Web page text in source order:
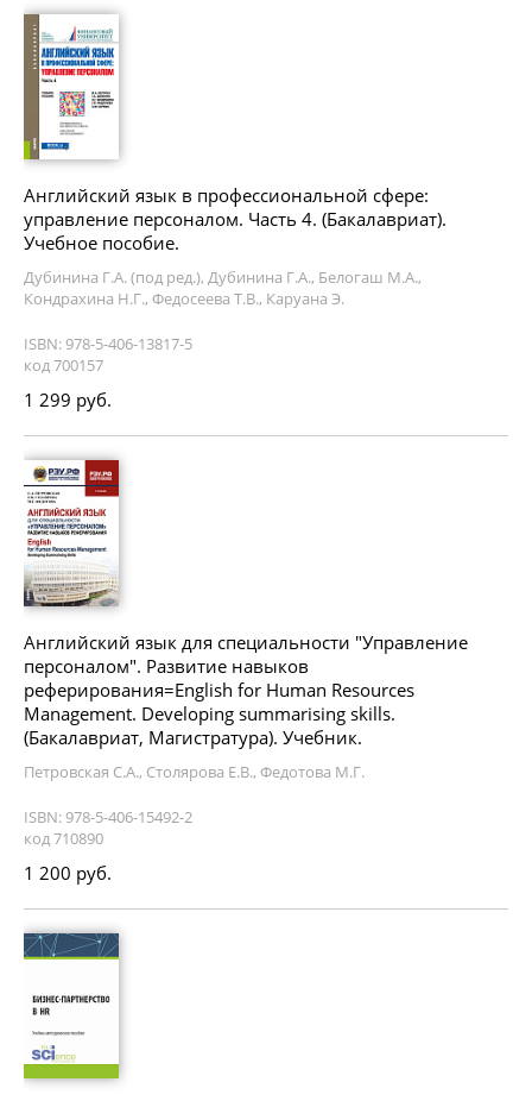
Английский язык в профессиональной сфере:
управление персоналом. Часть 4. (Бакалавриат).
Учебное пособие.
Дубинина Г.А. (под ред.), Дубинина Г.А., Белогаш М.А.,
Кондрахина Н.Г., Федосеева Т.В., Каруана Э.
ISBN: 978-5-406-13817-5
код 700157
1 299 руб.
Английский язык для специальности "Управление
персоналом". Развитие навыков
реферирования=English for Human Resources
Management. Developing summarising skills.
(Бакалавриат, Магистратура). Учебник.
Петровская С.А., Столярова Е.В., Федотова М.Г.
ISBN: 978-5-406-15492-2
код 710890
1 200 руб.